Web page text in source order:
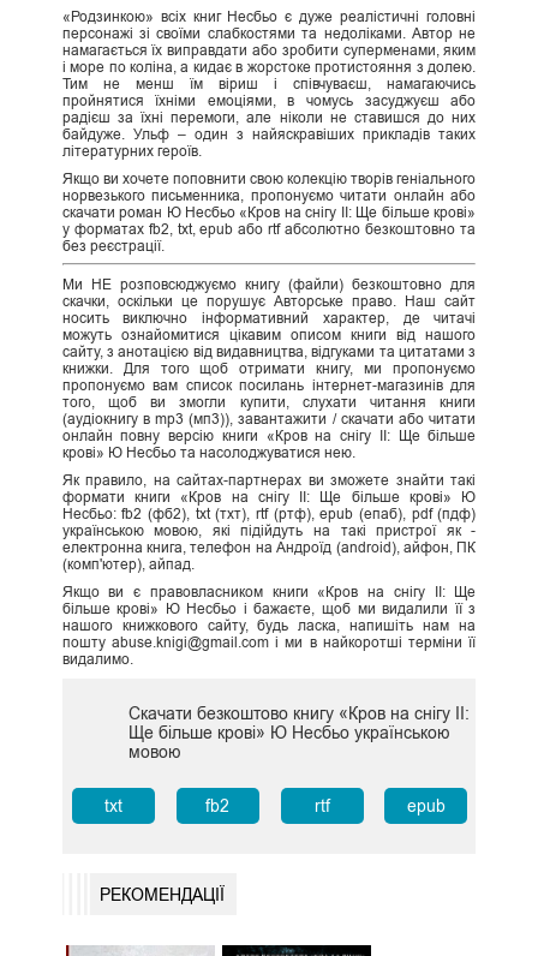
«Родзинкою» всіх книг Несбьо є дуже реалістичні головні
персонажі зі своїми слабкостями та недоліками. Автор не
намагається їх виправдати або зробити суперменами, яким
і море по коліна, а кидає в жорстоке протистояння з долею.
Тим не менш їм віриш і співчуваєш, намагаючись
пройнятися їхніми емоціями, в чомусь засуджуєш або
радієш за їхні перемоги, але ніколи не ставишся до них
байдуже. Ульф – один з найяскравіших прикладів таких
літературних героїв.
Якщо ви хочете поповнити свою колекцію творів геніального
норвезького письменника, пропонуємо читати онлайн або
скачати роман Ю Несбьо «Кров на снігу II: Ще більше крові»
у форматах fb2, txt, epub або rtf абсолютно безкоштовно та
без реєстрації.
Ми НЕ розповсюджуємо книгу (файли) безкоштовно для
скачки, оскільки це порушує Авторське право. Наш сайт
носить виключно інформативний характер, де читачі
можуть ознайомитися цікавим описом книги від нашого
сайту, з анотацією від видавництва, відгуками та цитатами з
книжки. Для того щоб отримати книгу, ми пропонуємо
пропонуємо вам список посилань інтернет-магазинів для
того, щоб ви змогли купити, слухати читання книги
(аудіокнигу в mp3 (мп3)), завантажити / скачати або читати
онлайн повну версію книги «Кров на снігу ІІ: Ще більше
крові» Ю Несбьо та насолоджуватися нею.
Як правило, на сайтах-партнерах ви зможете знайти такі
формати книги «Кров на снігу ІІ: Ще більше крові» Ю
Несбьо: fb2 (фб2), txt (тхт), rtf (ртф), epub (епаб), pdf (пдф)
українською мовою, які підійдуть на такі пристрої як -
електронна книга, телефон на Андроїд (android), айфон, ПК
(комп'ютер), айпад.
Якщо ви є правовласником книги «Кров на снігу ІІ: Ще
більше крові» Ю Несбьо і бажаєте, щоб ми видалили її з
нашого книжкового сайту, будь ласка, напишіть нам на
пошту abuse.knigi@gmail.com і ми в найкоротші терміни її
видалимо.
Скачати безкоштово книгу «Кров на снігу ІІ:
Ще більше крові» Ю Несбьо українською
мовою
txt fb2 rtf epub
РЕКОМЕНДАЦІЇ